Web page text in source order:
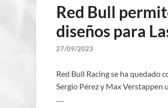
Red Bull
diseños para
27/09/2023
Red Bull Racing se ha quedado
Sergio Pérez y Max Verstappen
….